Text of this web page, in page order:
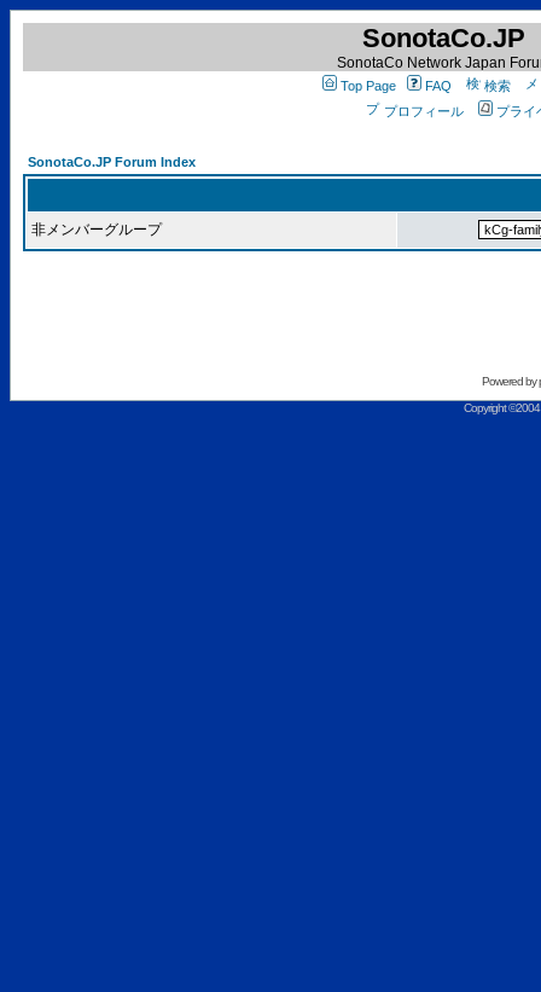
SonotaCo.JP
SonotaCo Network Japan
Top Page FAQ
検索
プロフィール
プライ
SonotaCo.JP Forum Index
非メンバーグループ
Powered by
Copyright ©2004